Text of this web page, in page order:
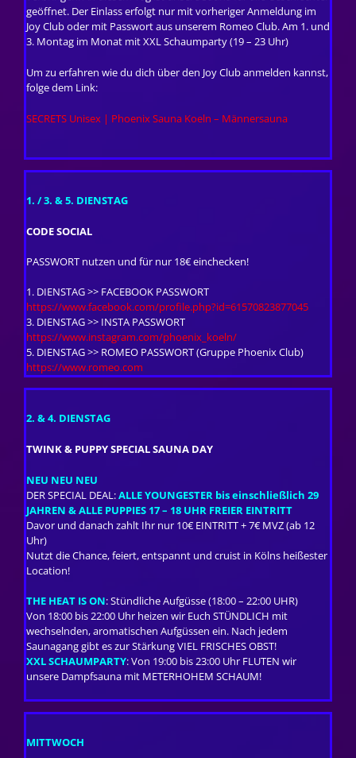
geöffnet. Der Einlass erfolgt nur mit vorheriger Anmeldung im
Joy Club oder mit Passwort aus unserem Romeo Club.Am 1. und
3. Montag im Monat mit XXL Schaumparty (19 – 23 Uhr)
Um zu erfahren wie du dich über den Joy Club anmelden kannst,
folge dem Link:
SECRETS Unisex | Phoenix Sauna Koeln – Männersauna
1. / 3. & 5. DIENSTAG
CODE SOCIAL
PASSWORT nutzen und für nur 18€ einchecken!
1. DIENSTAG >> FACEBOOK PASSWORT
https://www.facebook.com/profile.php?id=61570823877045
3. DIENSTAG >> INSTA PASSWORT
https://www.instagram.com/phoenix_koeln/
5. DIENSTAG >> ROMEO PASSWORT (Gruppe Phoenix Club)
https://www.romeo.com
2. & 4. DIENSTAG
TWINK & PUPPY SPECIAL SAUNA DAY
NEU NEU NEU
DER SPECIAL DEAL:ALLE YOUNGESTER bis einschließlich 29
JAHREN & ALLE PUPPIES 17 – 18 UHR FREIER EINTRITT
Davor und danach zahlt Ihr nur 10€ EINTRITT + 7€ MVZ (ab 12
Uhr)
Nutzt die Chance, feiert, entspannt und cruist in Kölns heißester
Location!
THE HEAT IS ON: Stündliche Aufgüsse (18:00 – 22:00 UHR)
Von 18:00 bis 22:00 Uhr heizen wir Euch STÜNDLICH mit
wechselnden, aromatischen Aufgüssen ein. Nach jedem
Saunagang gibt es zur Stärkung VIEL FRISCHES OBST!
XXL SCHAUMPARTY: Von 19:00 bis 23:00 Uhr FLUTEN wir
unsere Dampfsauna mit METERHOHEM SCHAUM!
MITTWOCH